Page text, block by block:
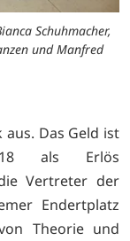
Schuhmacher,
und Manfred
aus. Das Geld ist
als Erlös
Vertreter der
Endertplatz
Theorie und